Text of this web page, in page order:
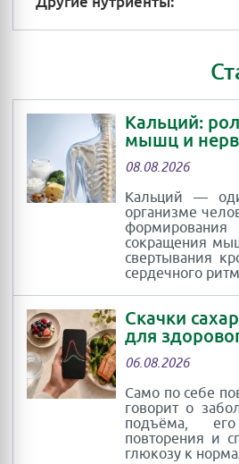
Кальций:
мышц и
08.08.2026
Кальций —
организме
сокращения
свертывания
сердечного
Скачки
для
06.08.2026
Само по себе
говорит о
подъёма, его
повторения и
глюкозу к